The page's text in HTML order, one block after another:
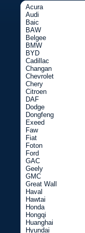
Acura
Audi
Baic
BAW
Belgee
BMW
BYD
Cadillac
Changan
Chevrolet
Chery
Citroen
DAF
Dodge
Dongfeng
Exeed
Faw
Fiat
Foton
Ford
GAC
Geely
GMC
Great Wall
Haval
Hawtai
Honda
Hongqi
Huanghai
Hyundai